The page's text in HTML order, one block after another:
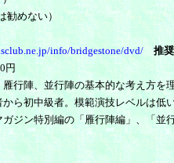
勧めない）
info/bridgestone/dvd/ 推
円
行陣、並行陣の基本的な考え方を
ら初中級者。模範演技レベルは
ジン特別編の「雁行陣編」、「並